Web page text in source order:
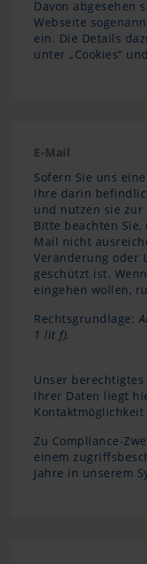
Davon abgesehen
Webseite
ein. Die Details
unter „Cookies“
E-Mail
Sofern Sie uns
Ihre darin
und nutzen sie
Bitte beachten Sie,
Mail nicht
Veränderung oder
geschützt ist.
eingehen wollen,
Rechtsgrundlage:
1 lit f).
Unser
Ihrer Daten liegt
Zu Compliance-
einem
Jahre in unserem